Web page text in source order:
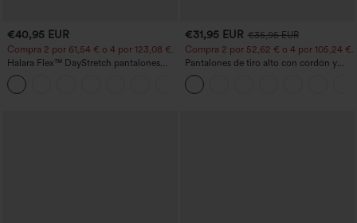
€40,95 EUR
Compra 2 por 61,54 € o 4 por 123,08 €.
Halara Flex™ DayStretch pantalones
acampanados de trabajo de tiro medio
con bolsillo lateral con cremallera
€31,95 EUR €35,95 EUR
Compra 2 por 52,62 € o 4 por 105,24 €.
Pantalones de tiro alto con cordón y
bolsillos, pernera ancha, holgados y de
estilo casual con tacto de lino.